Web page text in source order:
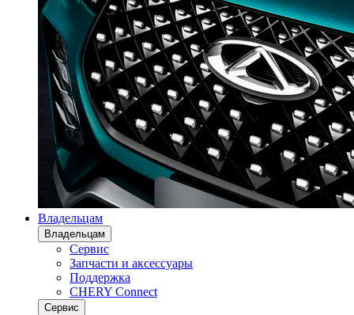
Владельцам
Владельцам
Сервис
Запчасти и аксессуары
Поддержка
CHERY Connect
Сервис